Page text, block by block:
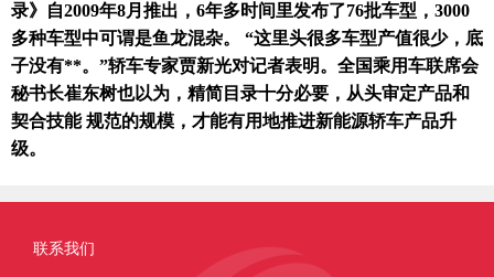
录》自2009年8月推出，6年多时间里发布了76批车型，3000
多种车型中可谓是鱼龙混杂。 “这里头很多车型产值很少，底
子没有**。”轿车专家贾新光对记者表明。全国乘用车联席会
秘书长崔东树也以为，精简目录十分必要，从头审定产品和
契合技能 规范的规模，才能有用地推进新能源轿车产品升
级。
联系我们